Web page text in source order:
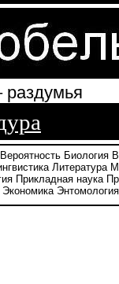
раздумья
Вероятность Биология
Литература
Прикладная наука
Экономика Энтомология